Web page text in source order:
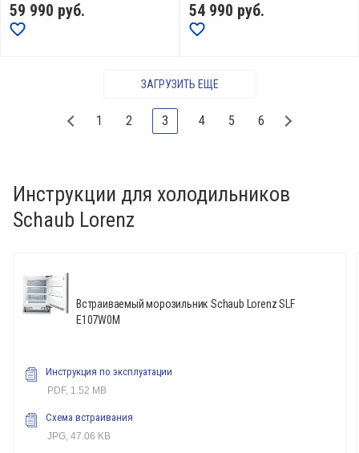
59 990 руб. 54 990 руб.
ЗАГРУЗИТЬ ЕЩЕ
1 2 3 4 5 6
Инструкции для холодильников
Schaub Lorenz
Встраиваемый морозильник Schaub Lorenz SLF
E107W0M
Инструкция по эксплуатации
PDF, 1.52 MB
Схема встраивания
JPG, 47.06 KB